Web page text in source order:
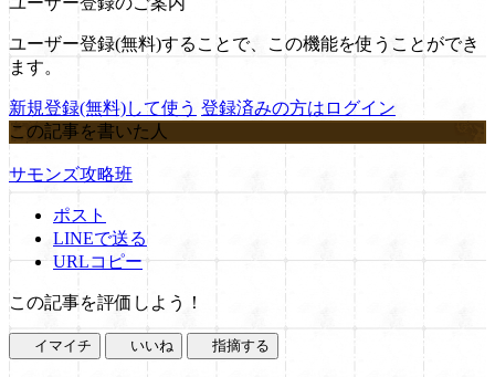
ユーザー登録(無料)することで、この機能を使うことができ
ます。
新規登録(無料)して使う 登録済みの方はログイン
この記事を書いた人
サモンズ攻略班
ポスト
LINEで送る
URLコピー
この記事を評価しよう！
イマイチ いいね 指摘する